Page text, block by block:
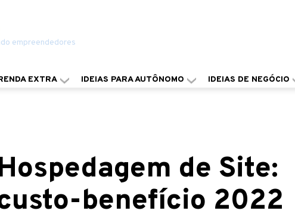
empreendedores
EXTRA IDEIAS PARA AUTÔNOMO IDEIAS DE NEGÓCIO
de Site:
benefício 2022